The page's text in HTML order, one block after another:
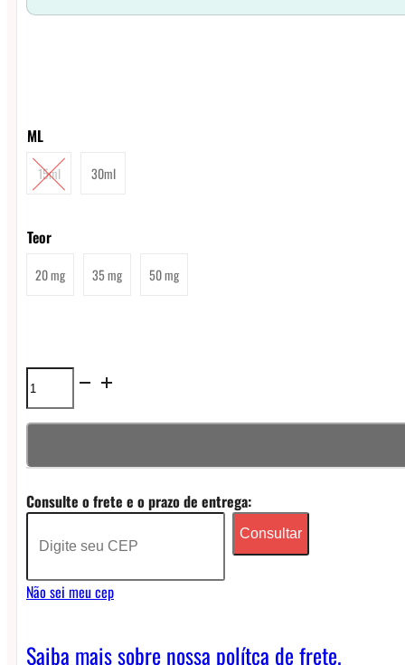
ML
15ml 30ml
Teor
20 mg 35 mg 50 mg
Líquido
Magna
-
Mango
Strawberry
quantidade
Consulte o frete e o prazo de entrega:
Consultar
Não sei meu cep
Saiba mais sobre nossa polítca de frete.